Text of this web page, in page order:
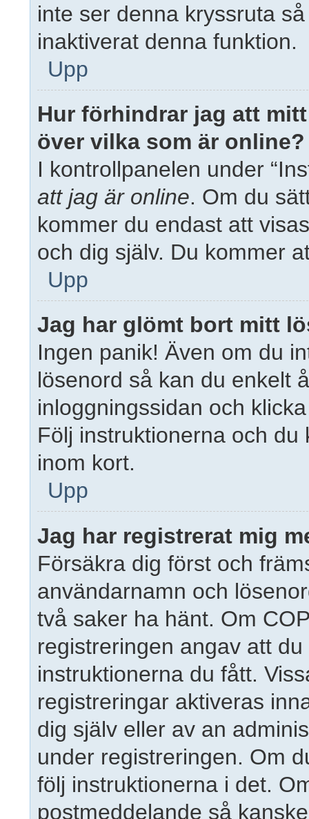
inte ser denna kryssruta
inaktiverat denna funktion.
Upp
Hur förhindrar jag att
över vilka som är online?
I kontrollpanelen under
att jag är online. Om du
kommer du endast att
och dig själv. Du kommer
Upp
Jag har glömt bort mitt
Ingen panik! Även om du
lösenord så kan du enkelt
inloggningssidan och
Följ instruktionerna och
inom kort.
Upp
Jag har registrerat mig
Försäkra dig först och
användarnamn och
två saker ha hänt. Om
registreringen angav att
instruktionerna du fått.
registreringar aktiveras
dig själv eller av an
under registreringen. Om
följ instruktionerna i det.
postmeddelande så